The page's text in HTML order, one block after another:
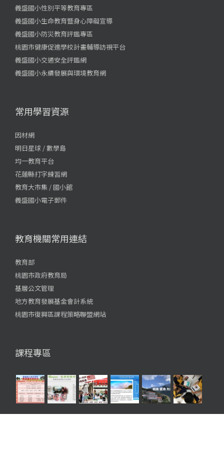
義盛國小性別平等教育專區
義盛國小生命教育暨身心障礙宣導
義盛國小防災教育評鑑專區
桃園市健康促進學校計畫輔導訪視平台
義盛國小交通安全評鑑網
義盛國小永續發展與環境教育網
常用學習資源
因材網
明日星球 / 數學島
均一教育平台
花蓮縣打字練習網
教育大市集 / 國小館
義盛國小電子郵件
教育機關常用連結
教育部
桃園市政府教育局
基層公文管理
地方教育發展基金會計系統
桃園市復興區課程策略聯盟網站
課程專區